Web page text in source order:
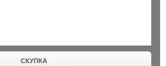
СКУПКА